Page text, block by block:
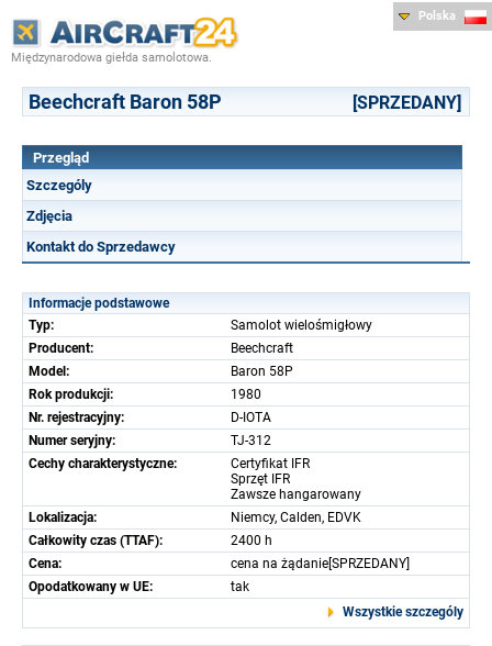
Międzynarodowa giełda samolotowa.
Polska
Beechcraft Baron 58P [SPRZEDANY]
Przegląd
Szczególy
Zdjęcia
Kontakt do Sprzedawcy
Informacje podstawowe
Typ:
Samolot wielośmigłowy
Producent:
Beechcraft
Model:
Baron 58P
Rok produkcji:
1980
Nr. rejestracyjny:
D-IOTA
Numer seryjny:
TJ-312
Cechy charakterystyczne:
Certyfikat IFR
Sprzęt IFR
Zawsze hangarowany
Lokalizacja:
Niemcy, Calden, EDVK
Całkowity czas (TTAF):
2400 h
Cena:
cena na żądanie[SPRZEDANY]
Opodatkowany w UE:
tak
Wszystkie szczególy